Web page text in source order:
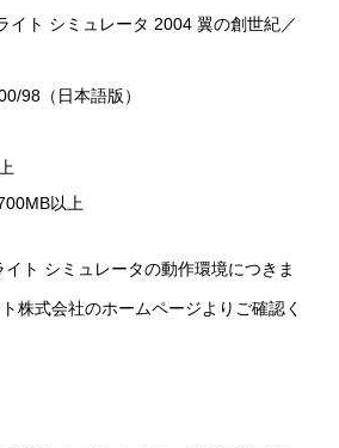
イト シミュレータ 2004 翼の創世紀／
98（日本語版）
以上
ト シミュレータの動作環境につきま
株式会社のホームページよりご確認く